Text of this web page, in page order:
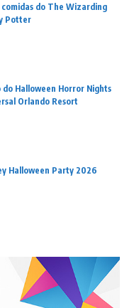
comidas do The Wizarding
Potter
do Halloween Horror Nights
Orlando Resort
Halloween Party 2026